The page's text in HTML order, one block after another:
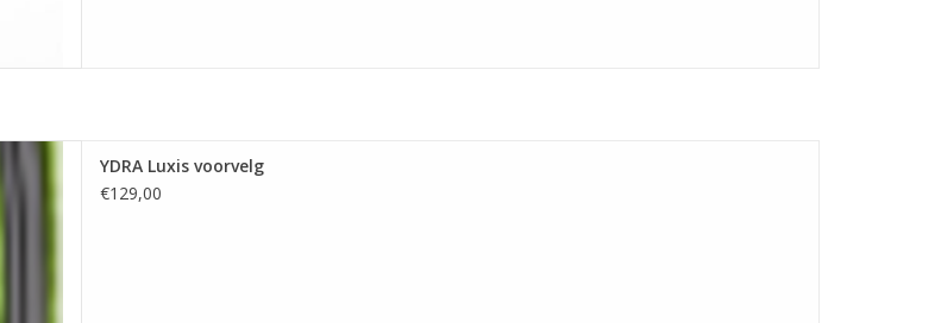
YDRA Luxis voorvelg
€129,00